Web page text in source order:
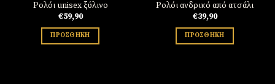
Ρολόι unisex ξύλινο
€59,90
ΠΡΟΣΘΉΚΗ
Ρολόι ανδρικό από ατσάλι
€39,90
ΠΡΟΣΘΉΚΗ